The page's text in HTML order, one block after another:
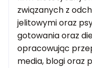
związanych z
jelitowymi oraz
gotowania oraz
opracowując
media, blogi oraz